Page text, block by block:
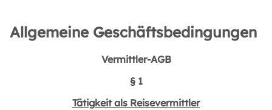
Allgemeine Geschäftsbedingungen
Vermittler-AGB
§ 1
Tätigkeit als Reisevermittler